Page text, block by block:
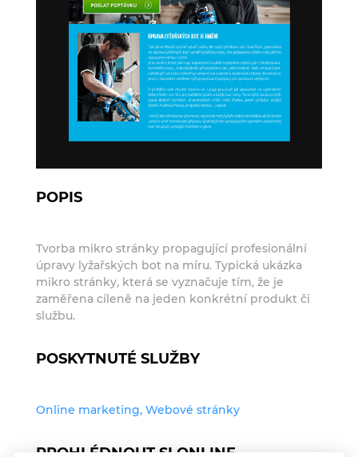
POPIS
Tvorba mikro stránky propagující profesionální
úpravy lyžařských bot na míru. Typická ukázka
mikro stránky, která se vyznačuje tím, že je
zaměřena cíleně na jeden konkrétní produkt či
službu.
POSKYTNUTÉ SLUŽBY
Online marketing, Webové stránky
PROHLÉDNOUT SI ONLINE